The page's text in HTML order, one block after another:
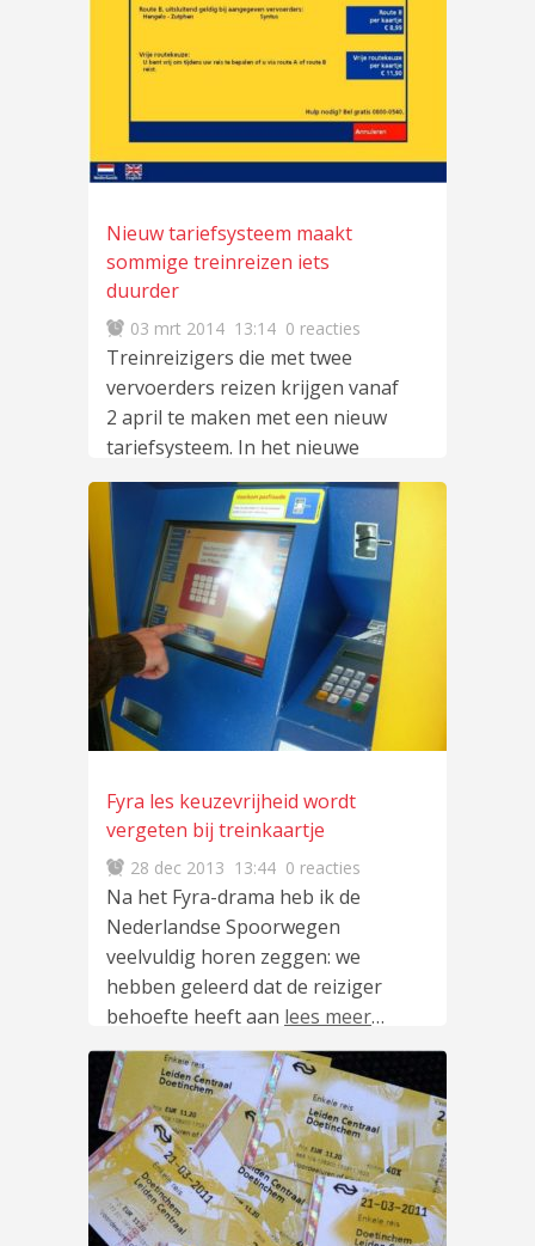
Nieuw tariefsysteem maakt
sommige treinreizen iets
duurder
03 mrt 2014 13:14 0 reacties
Treinreizigers die met twee
vervoerders reizen krijgen vanaf
2 april te maken met een nieuw
tariefsysteem. In het nieuwe
systeemlees meer…
Fyra les keuzevrijheid wordt
vergeten bij treinkaartje
28 dec 2013 13:44 0 reacties
Na het Fyra-drama heb ik de
Nederlandse Spoorwegen
veelvuldig horen zeggen: we
hebben geleerd dat de reiziger
behoefte heeft aan lees meer…